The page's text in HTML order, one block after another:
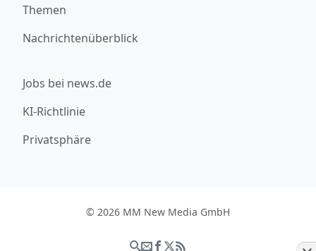
Themen
Nachrichtenüberblick
Jobs bei news.de
KI-Richtlinie
Privatsphäre
© 2026 MM New Media GmbH